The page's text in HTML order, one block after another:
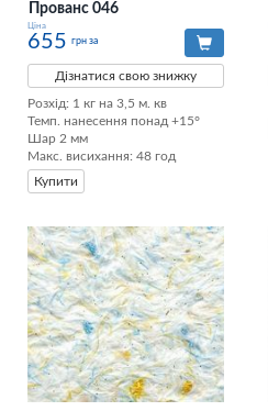
Прованс 046
Ціна
655 грн за
Дізнатися свою знижку
Розхід: 1 кг на 3,5 м. кв
Темп. нанесення понад +15°
Шар 2 мм
Макс. висихання: 48 год
Купити